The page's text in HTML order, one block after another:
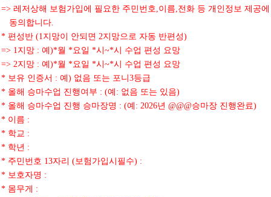
=>레저상해 보험가입에 필요한 주민번호,이름,전화 등 개인정보 제공에
동의합니다.
*편성반(1지망이 안되면 2지망으로 자동 반편성)
=> 1지망 :예)*월*요일*시~*시 수업 편성 요망
=> 2지망 :예)*월*요일*시~*시 수업 편성 요망
* 보유 인증서 :예) 없음 또는 포니3등급
* 올해 승마수업 진행여부 : (예 : 없음 또는 있음)
* 올해 승마수업 진행 승마장명 : (예 : 2026년@@@승마장 진행완료)
* 이름 :
* 학교 :
* 학년 :
* 주민번호 13자리(보험가입시필수) :
* 보호자명 :
* 몸무게 :